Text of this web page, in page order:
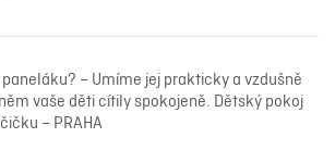
– Umíme jej prakticky a vzdušně
vaše děti cítily spokojeně. Dětský pokoj
– PRAHA